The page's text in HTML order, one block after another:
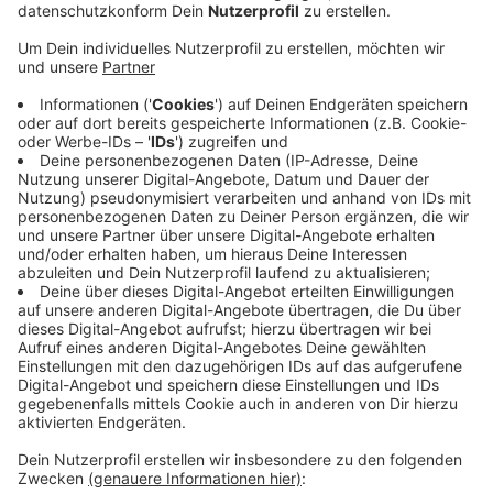
Veröffentlicht:Montag, 18.05.2026 17:37
Rund 40 Teilnehmer hatten innerhalb von vier Tagen
etwa 600 km auf dem Rennrad zurückgelegt und dabei
diese neue Rekordspendensumme für Kinder in Not
gesammelt. Die Spendengelder gehen komplett an die
vom Ex-Fußball-Bundestrainer Jürgen Klinsmann
gegründete Stiftung AGAPEDIA sowie an den Roten
Keil Senden - er engagiert sich für Missbrauchsopfer
und gegen Kinderprostitution. Startpunkt der Radtour
war am Feiertag am Flughafen in Greven im
Nachbarkreis Steinfurt, Ziel war Sonntag der
Prinzipalmarkt in Münster.
Anzeige